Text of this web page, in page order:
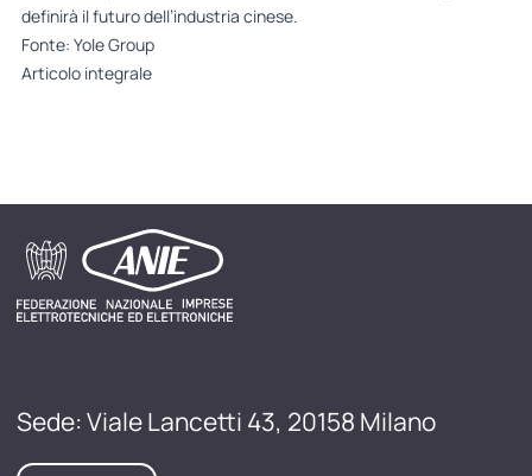
definirà il futuro dell’industria cinese.
Fonte: Yole Group
Articolo integrale
Sede: Viale Lancetti 43, 20158 Milano